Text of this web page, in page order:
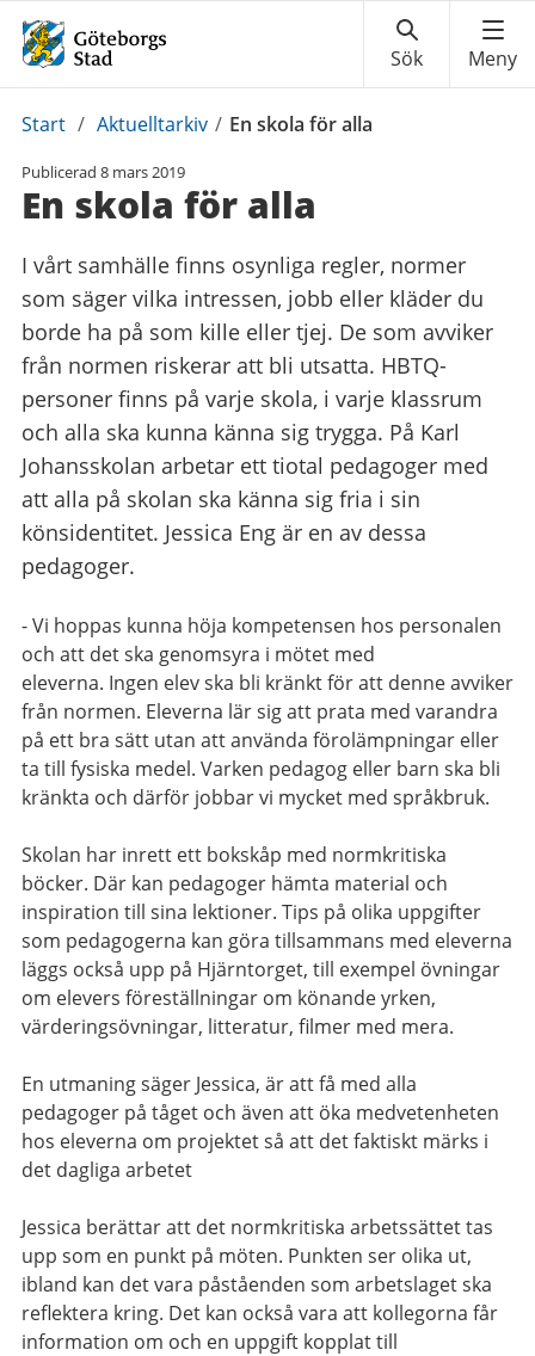
Du
här:
Start / Aktuelltarkiv / En skola för alla
Publicerad 8 mars 2019
En skola för alla
I vårt samhälle finns osynliga regler, normer
som säger vilka intressen, jobb eller kläder du
borde ha på som kille eller tjej. De som avviker
från normen riskerar att bli utsatta. HBTQ-
personer finns på varje skola, i varje klassrum
och alla ska kunna känna sig trygga. På Karl
Johansskolan arbetar ett tiotal pedagoger med
att alla på skolan ska känna sig fria i sin
könsidentitet. Jessica Eng är en av dessa
pedagoger.
- Vi hoppas kunna höja kompetensen hos personalen
och att det ska genomsyra i mötet med
eleverna. Ingen elev ska bli kränkt för att denne avviker
från normen. Eleverna lär sig att prata med varandra
på ett bra sätt utan att använda förolämpningar eller
ta till fysiska medel. Varken pedagog eller barn ska bli
kränkta och därför jobbar vi mycket med språkbruk.
Skolan har inrett ett bokskåp med normkritiska
böcker. Där kan pedagoger hämta material och
inspiration till sina lektioner. Tips på olika uppgifter
som pedagogerna kan göra tillsammans med eleverna
läggs också upp på Hjärntorget, till exempel övningar
om elevers föreställningar om könande yrken,
värderingsövningar, litteratur, filmer med mera.
En utmaning säger Jessica, är att få med alla
pedagoger på tåget och även att öka medvetenheten
hos eleverna om projektet så att det faktiskt märks i
det dagliga arbetet
Jessica berättar att det normkritiska arbetssättet tas
upp som en punkt på möten. Punkten ser olika ut,
ibland kan det vara påståenden som arbetslaget ska
reflektera kring. Det kan också vara att kollegorna får
information om och en uppgift kopplat till